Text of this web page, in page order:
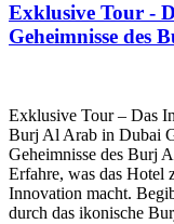
Exklusive Tour -
Geheimnisse des
Exklusive Tour – Das
Burj Al Arab in Dubai
Geheimnisse des Burj
Erfahre, was das Hotel
Innovation macht.
durch das ikonische